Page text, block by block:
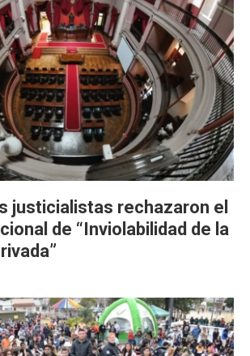
justicialistas rechazaron el
de “Inviolabilidad de la